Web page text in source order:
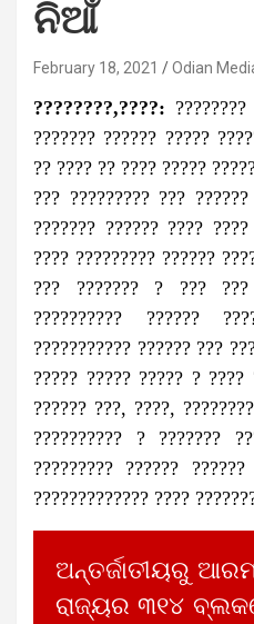
ନିଆଁ
February 18, 2021 Odian
????????,????:
??????? ?????? ?????
?? ???? ?? ???? ?????
??? ????????? ???
??????? ?????? ????
???? ????????? ??????
??? ??????? ? ???
?????????? ??????
??????????? ?????? ???
????? ????? ????? ?
?????? ???, ????,
?????????? ? ???????
????????? ??????
????????????? ????
ଅନ୍ତର୍ଜାତୀୟରୁ
ରାଜ୍ୟର ୩୧୪